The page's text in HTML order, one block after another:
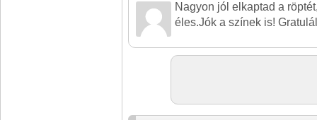
Nagyon jól elkaptad a
éles.Jók a színek is!